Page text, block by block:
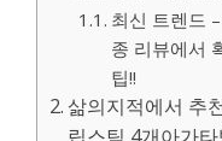
최신 트렌드
종 리뷰에서
팁!!
삶의지적에서 추